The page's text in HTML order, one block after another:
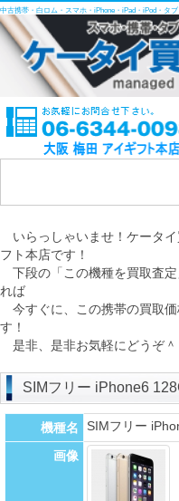
中古携帯・白ロム・スマホ・iPhone・iPad・iPod・タ
いらっしゃいませ！ケータ
フト本店です！
下段の「この機種を買取査定
れば
今すぐに、この携帯の買取価
す！
是非、是非お気軽にどうぞ＾
SIMフリー iPhone6
機種名 SIMフリー
画像